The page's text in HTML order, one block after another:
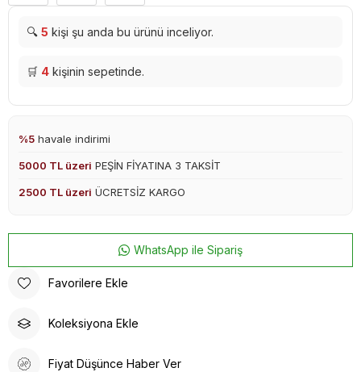
🔍 5 kişi şu anda bu ürünü inceliyor.
🛒 4 kişinin sepetinde.
%5 havale indirimi
5000 TL üzeri PEŞİN FİYATINA 3 TAKSİT
2500 TL üzeri ÜCRETSİZ KARGO
WhatsApp ile Sipariş
Favorilere Ekle
Koleksiyona Ekle
Fiyat Düşünce Haber Ver